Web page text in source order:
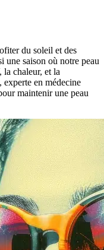
du soleil et des
une saison où notre peau
la chaleur, et la
en médecine
maintenir une peau